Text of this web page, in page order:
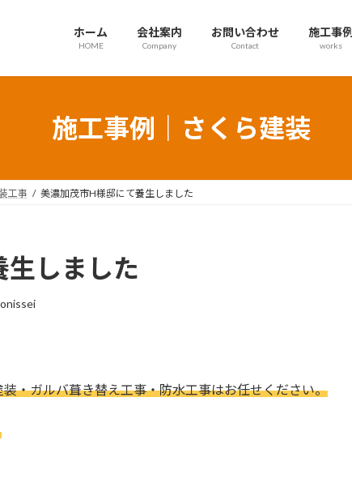
ホーム
HOME
会社案内
Company
お問い合わせ
Contact
施工事例
works
施工事例｜さくら建装
工事 美濃加茂市H様邸にて養生しました
しました
・ガルバ葺き替え工事・防水工事はお任せください。